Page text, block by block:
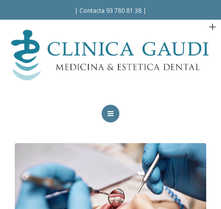
| Contacta 93 780 81 38 |
TRATAMIENTOS
FACILIDADES